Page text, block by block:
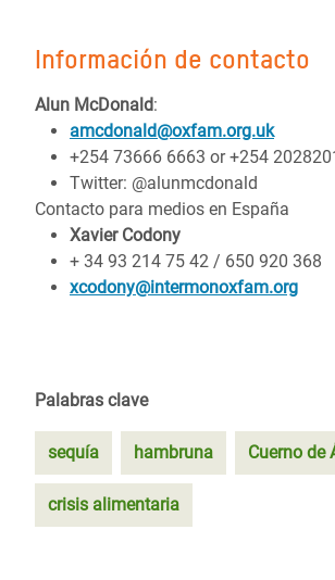
Información de contacto
Alun McDonald:
amcdonald@oxfam.org.uk
+254 73666 6663 or +254
Twitter: @alunmcdonald
Contacto para medios en España
Xavier Codony
+ 34 93 214 75 42 / 650 920 368
xcodony@intermonoxfam.org
Palabras clave
sequía hambruna Cuerno de
crisis alimentaria